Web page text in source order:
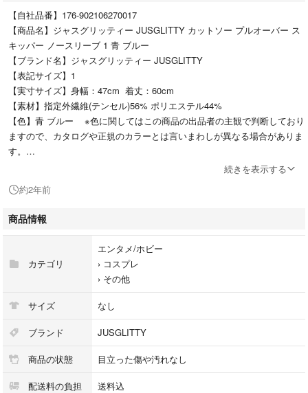
【自社品番】176-902106270017
【商品名】ジャスグリッティー JUSGLITTY カットソー プルオーバー ス
キッパー ノースリーブ 1 青 ブルー
【ブランド名】ジャスグリッティー JUSGLITTY
【表記サイズ】1
【実寸サイズ】身幅：47cm 着丈：60cm
【素材】指定外繊維(テンセル)56% ポリエステル44%
【色】青 ブルー ※色に関してはこの商品の出品者の主観で判断しており
ますので、カタログや正規のカラーとは言いまわしが異なる場合がありま
す。
経質な方のご入札はお控えください。写真または説明欄に記載のない箱・
付属品などはございませんので、ご了承ください。
細等をご確認の上ご購入ください。
他サイトや店舗にて販売している商品です。多少のお時間差にて欠品にな
ることもございます。予めご了承頂ますようお願い致します。
こちらの商品はラクマ公式パートナーのベクトルによって出品されていま
す。
続きを表示する
約2年前
商品情報
カテゴリ
エンタメ/ホビー
› コスプレ
› その他
サイズ なし
ブランド JUSGLITTY
商品の状態 目立った傷や汚れなし
配送料の負担 送料込